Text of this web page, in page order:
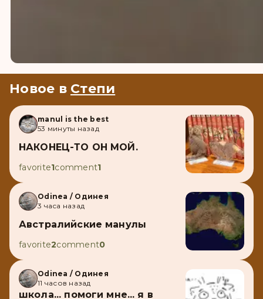
Новое в Степи
manul is the best
53 минуты назад
НАКОНЕЦ-ТО ОН МОЙ.
favorite1comment1
Odinea / Одинея
3 часа назад
Австралийские манулы
favorite2comment0
Odinea / Одинея
11 часов назад
школа... помоги мне... я в